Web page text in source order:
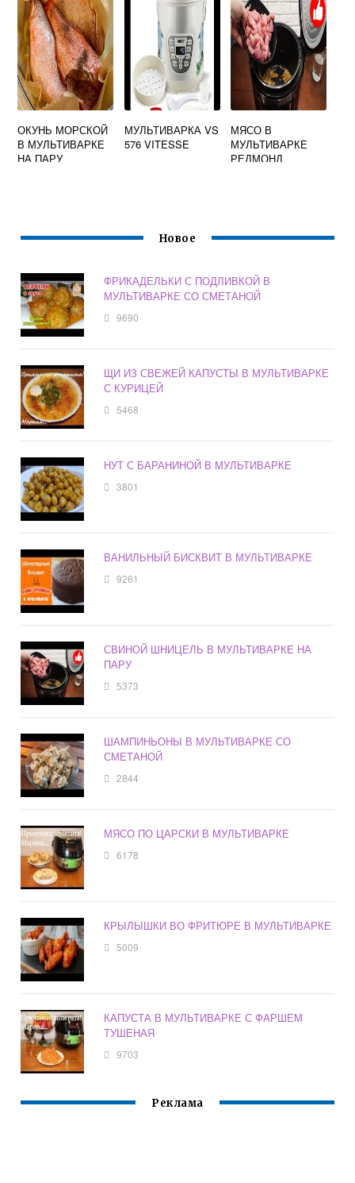
ОКУНЬ МОРСКОЙ
В МУЛЬТИВАРКЕ
НА ПАРУ
МУЛЬТИВАРКА VS
576 VITESSE
МЯСО В
МУЛЬТИВАРКЕ
РЕДМОНД
Новое
ФРИКАДЕЛЬКИ С ПОДЛИВКОЙ В
МУЛЬТИВАРКЕ СО СМЕТАНОЙ
9690
ЩИ ИЗ СВЕЖЕЙ КАПУСТЫ В МУЛЬТИВАРКЕ
С КУРИЦЕЙ
5468
НУТ С БАРАНИНОЙ В МУЛЬТИВАРКЕ
3801
ВАНИЛЬНЫЙ БИСКВИТ В МУЛЬТИВАРКЕ
9261
СВИНОЙ ШНИЦЕЛЬ В МУЛЬТИВАРКЕ НА
ПАРУ
5373
ШАМПИНЬОНЫ В МУЛЬТИВАРКЕ СО
СМЕТАНОЙ
2844
МЯСО ПО ЦАРСКИ В МУЛЬТИВАРКЕ
6178
КРЫЛЫШКИ ВО ФРИТЮРЕ В МУЛЬТИВАРКЕ
5009
КАПУСТА В МУЛЬТИВАРКЕ С ФАРШЕМ
ТУШЕНАЯ
9703
Реклама